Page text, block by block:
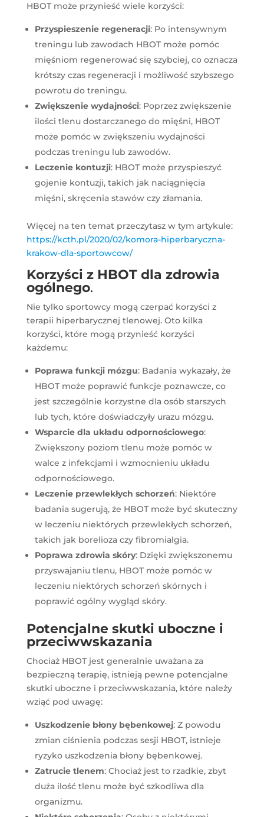
HBOT może przynieść wiele korzyści:
Przyspieszenie regeneracji: Po intensywnym
treningu lub zawodach HBOT może pomóc
mięśniom regenerować się szybciej, co oznacza
krótszy czas regeneracji i możliwość szybszego
powrotu do treningu.
Zwiększenie wydajności: Poprzez zwiększenie
ilości tlenu dostarczanego do mięśni, HBOT
może pomóc w zwiększeniu wydajności
podczas treningu lub zawodów.
Leczenie kontuzji: HBOT może przyspieszyć
gojenie kontuzji, takich jak naciągnięcia
mięśni, skręcenia stawów czy złamania.
Więcej na ten temat przeczytasz w tym artykule:
https://kcth.pl/2020/02/komora-hiperbaryczna-
krakow-dla-sportowcow/
Korzyści z HBOT dla zdrowia
ogólnego.
Nie tylko sportowcy mogą czerpać korzyści z
terapii hiperbarycznej tlenowej. Oto kilka
korzyści, które mogą przynieść korzyści
każdemu:
Poprawa funkcji mózgu: Badania wykazały, że
HBOT może poprawić funkcje poznawcze, co
jest szczególnie korzystne dla osób starszych
lub tych, które doświadczyły urazu mózgu.
Wsparcie dla układu odpornościowego:
Zwiększony poziom tlenu może pomóc w
walce z infekcjami i wzmocnieniu układu
odpornościowego.
Leczenie przewlekłych schorzeń: Niektóre
badania sugerują, że HBOT może być skuteczny
w leczeniu niektórych przewlekłych schorzeń,
takich jak borelioza czy fibromialgia.
Poprawa zdrowia skóry: Dzięki zwiększonemu
przyswajaniu tlenu, HBOT może pomóc w
leczeniu niektórych schorzeń skórnych i
poprawić ogólny wygląd skóry.
Potencjalne skutki uboczne i
przeciwwskazania
Chociaż HBOT jest generalnie uważana za
bezpieczną terapię, istnieją pewne potencjalne
skutki uboczne i przeciwwskazania, które należy
wziąć pod uwagę:
Uszkodzenie błony bębenkowej: Z powodu
zmian ciśnienia podczas sesji HBOT, istnieje
ryzyko uszkodzenia błony bębenkowej.
Zatrucie tlenem: Chociaż jest to rzadkie, zbyt
duża ilość tlenu może być szkodliwa dla
organizmu.